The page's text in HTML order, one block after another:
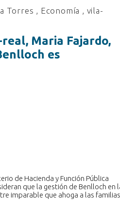
Torres , Economía , vila-
Maria Fajardo,
es
de Hacienda y Función Pública
que la gestión de Benlloch en
imparable que ahoga a las familias